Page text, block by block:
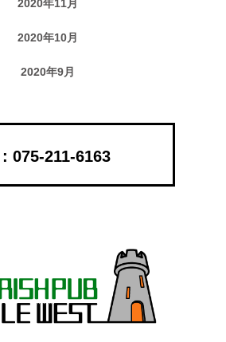
2020年11月
2020年10月
2020年9月
075-211-6163